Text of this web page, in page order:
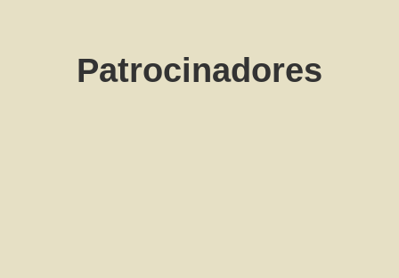
Patrocinadores